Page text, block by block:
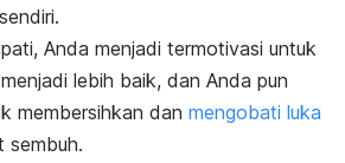
Anda menjadi termotivasi untuk
lebih baik, dan Anda pun
membersihkan dan mengobati luka
sembuh.